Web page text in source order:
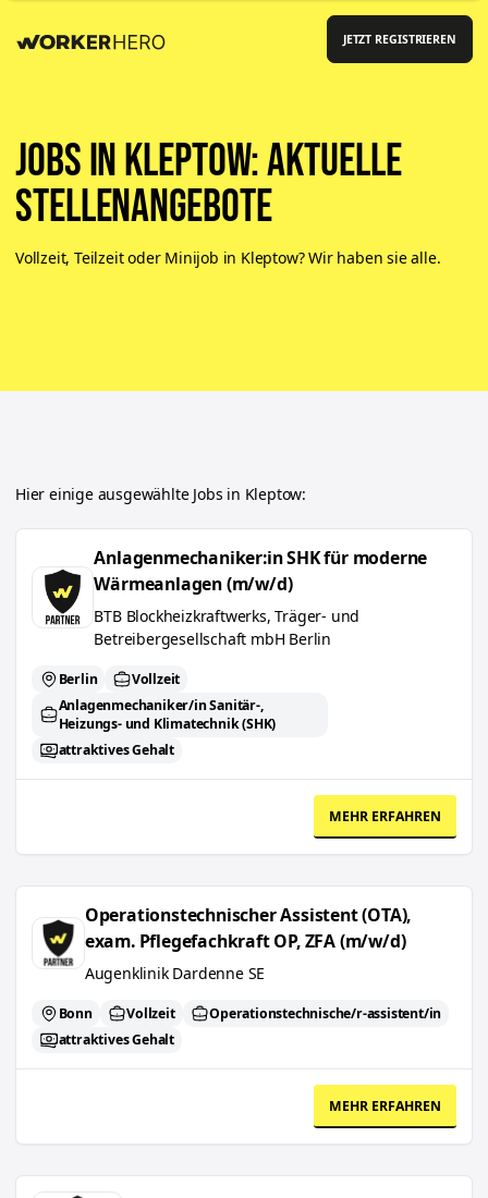
JETZT REGISTRIEREN
Jobs in Kleptow: aktuelle
Stellenangebote
Vollzeit, Teilzeit oder Minijob in Kleptow? Wir haben sie alle.
Hier einige ausgewählte Jobs in Kleptow:
Anlagenmechaniker:in SHK für moderne Wärmeanlagen (m/w/d)
Anlagenmechaniker:in SHK für moderne
Wärmeanlagen (m/w/d)
BTB Blockheizkraftwerks, Träger- und
Betreibergesellschaft mbH Berlin
Berlin
Vollzeit
Anlagenmechaniker/in Sanitär-,
Heizungs- und Klimatechnik (SHK)
attraktives Gehalt
MEHR ERFAHREN
Operationstechnischer Assistent (OTA), exam. Pflegefachkraft OP,
Operationstechnischer Assistent (OTA),
exam. Pflegefachkraft OP, ZFA (m/w/d)
Augenklinik Dardenne SE
Bonn Vollzeit
Operationstechnische/r-assistent/in
attraktives Gehalt
MEHR ERFAHREN
Elektriker Instandhaltung (m/w/d)